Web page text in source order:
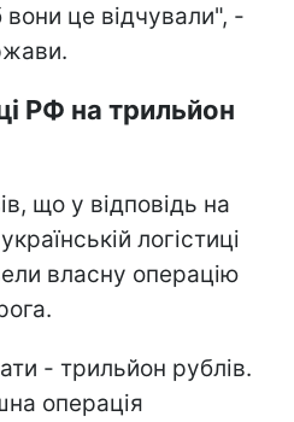
вони це відчували", -
РФ на трильйон
що у відповідь на
логістиці
власну операцію
- трильйон рублів.
операція